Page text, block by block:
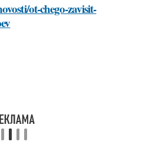
ot-chego-zavisit-